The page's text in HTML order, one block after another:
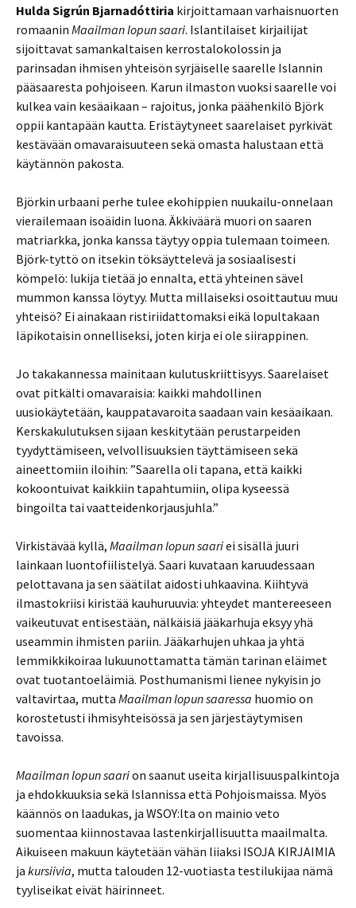
Hulda Sigrún Bjarnadóttiria kirjoittamaan varhaisnuorten
romaanin Maailman lopun saari. Islantilaiset kirjailijat
sijoittavat samankaltaisen kerrostalokolossin ja
parinsadan ihmisen yhteisön syrjäiselle saarelle Islannin
pääsaaresta pohjoiseen. Karun ilmaston vuoksi saarelle voi
kulkea vain kesäaikaan – rajoitus, jonka päähenkilö Björk
oppii kantapään kautta. Eristäytyneet saarelaiset pyrkivät
kestävään omavaraisuuteen sekä omasta halustaan että
käytännön pakosta.
Björkin urbaani perhe tulee ekohippien nuukailu-onnelaan
vierailemaan isoäidin luona. Äkkiväärä muori on saaren
matriarkka, jonka kanssa täytyy oppia tulemaan toimeen.
Björk-tyttö on itsekin töksäyttelevä ja sosiaalisesti
kömpelö: lukija tietää jo ennalta, että yhteinen sävel
mummon kanssa löytyy. Mutta millaiseksi osoittautuu muu
yhteisö? Ei ainakaan ristiriidattomaksi eikä lopultakaan
läpikotaisin onnelliseksi, joten kirja ei ole siirappinen.
Jo takakannessa mainitaan kulutuskriittisyys. Saarelaiset
ovat pitkälti omavaraisia: kaikki mahdollinen
uusiokäytetään, kauppatavaroita saadaan vain kesäaikaan.
Kerskakulutuksen sijaan keskitytään perustarpeiden
tyydyttämiseen, velvollisuuksien täyttämiseen sekä
aineettomiin iloihin: ”Saarella oli tapana, että kaikki
kokoontuivat kaikkiin tapahtumiin, olipa kyseessä
bingoilta tai vaatteidenkorjausjuhla.”
Virkistävää kyllä, Maailman lopun saariei sisällä juuri
lainkaan luontofiilistelyä. Saari kuvataan karuudessaan
pelottavana ja sen säätilat aidosti uhkaavina. Kiihtyvä
ilmastokriisi kiristää kauhuruuvia: yhteydet mantereeseen
vaikeutuvat entisestään, nälkäisiä jääkarhuja eksyy yhä
useammin ihmisten pariin. Jääkarhujen uhkaa ja yhtä
lemmikkikoiraa lukuunottamatta tämän tarinan eläimet
ovat tuotantoeläimiä. Posthumanismi lienee nykyisin jo
valtavirtaa, mutta Maailman lopun saaressa huomio on
korostetusti ihmisyhteisössä ja sen järjestäytymisen
tavoissa.
Maailman lopun saarion saanut useita kirjallisuuspalkintoja
ja ehdokkuuksia sekä Islannissa että Pohjoismaissa. Myös
käännös on laadukas, ja WSOY:lta on mainio veto
suomentaa kiinnostavaa lastenkirjallisuutta maailmalta.
Aikuiseen makuun käytetään vähän liiaksi ISOJA KIRJAIMIA
ja kursiivia, mutta talouden 12-vuotiasta testilukijaa nämä
tyyliseikat eivät häirinneet.